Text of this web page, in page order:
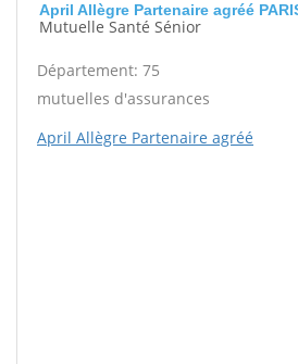
April Allègre Partenaire agréé
Mutuelle Santé Sénior
Département: 75
mutuelles d'assurances
April Allègre Partenaire agréé